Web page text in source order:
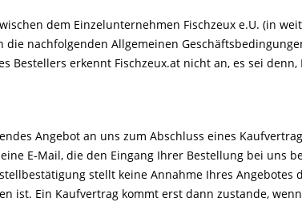
dem Einzelunternehmen Fischzeux e.U. (in
die nachfolgenden Allgemeinen
Bestellers erkennt Fischzeux.at nicht an, es sei
Angebot an uns zum Abschluss eines
E-Mail, die den Eingang Ihrer Bestellung bei uns
stellt keine Annahme Ihres
ist. Ein Kaufvertrag kommt erst dann zustande,